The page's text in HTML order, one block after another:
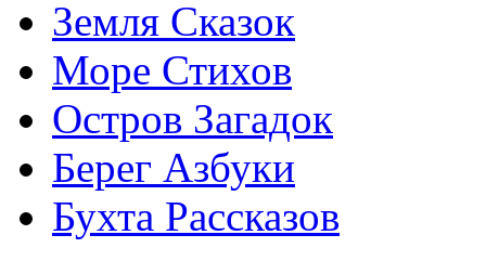
Земля Сказок
Море Стихов
Остров Загадок
Берег Азбуки
Бухта Рассказов